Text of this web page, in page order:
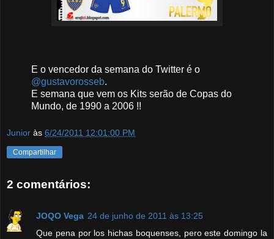
E o vencedor da semana do Twitter é o
@gustavorosseb.
E semana que vem os Kits serão de Copas do
Mundo, de 1990 a 2006 !!
Junior às 6/24/2011 12:01:00 PM
Compartilhar
2 comentários:
JOQO Vega 24 de junho de 2011 às 13:25
Que pena por los hichas boquenses, pero este domingo la